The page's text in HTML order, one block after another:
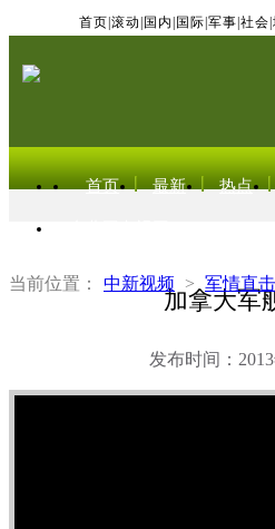
首页 滚动 国内 国际 军事 社会
首页 最新 热点
当前位置： 中新视频 > 军情直击
加拿大军
发布时间：